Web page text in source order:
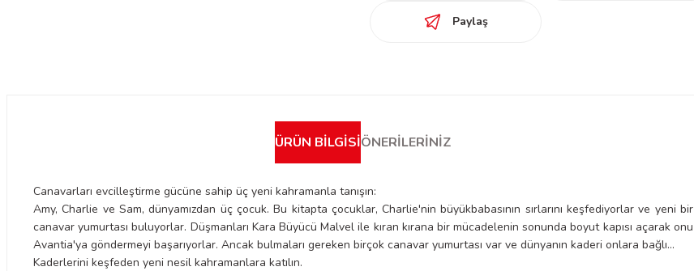
Paylaş
ÜRÜN BILGISIÖNERILERINIZ
Canavarları evcilleştirme gücüne sahip üç yeni kahramanla tanışın:
Amy, Charlie ve Sam, dünyamızdan üç çocuk. Bu kitapta çocuklar, Charlie'nin büyükbabasının sırlarını keşfediyorlar ve yeni bir
canavar yumurtası buluyorlar. Düşmanları Kara Büyücü Malvel ile kıran kırana bir mücadelenin sonunda boyut kapısı açarak onu
Avantia'ya göndermeyi başarıyorlar. Ancak bulmaları gereken birçok canavar yumurtası var ve dünyanın kaderi onlara bağlı...
Kaderlerini keşfeden yeni nesil kahramanlara katılın.